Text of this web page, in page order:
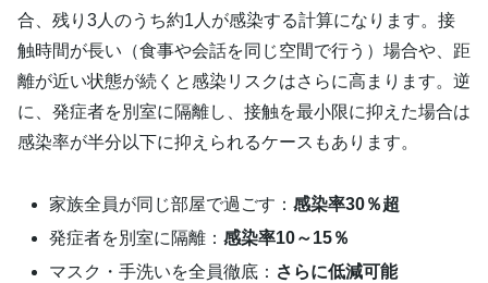
合、残り3人のうち約1人が感染する計算になります。接
触時間が長い（食事や会話を同じ空間で行う）場合や、距
離が近い状態が続くと感染リスクはさらに高まります。逆
に、発症者を別室に隔離し、接触を最小限に抑えた場合は
感染率が半分以下に抑えられるケースもあります。
家族全員が同じ部屋で過ごす：感染率30％超
発症者を別室に隔離：感染率10～15％
マスク・手洗いを全員徹底： さらに低減可能